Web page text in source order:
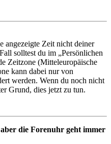
angezeigte Zeit nicht deiner
solltest du im „Persönlichen
Zeitzone (Mitteleuropäische
kann dabei nur von
werden. Wenn du noch nicht
Grund, dies jetzt zu tun.
die Forenuhr geht immer